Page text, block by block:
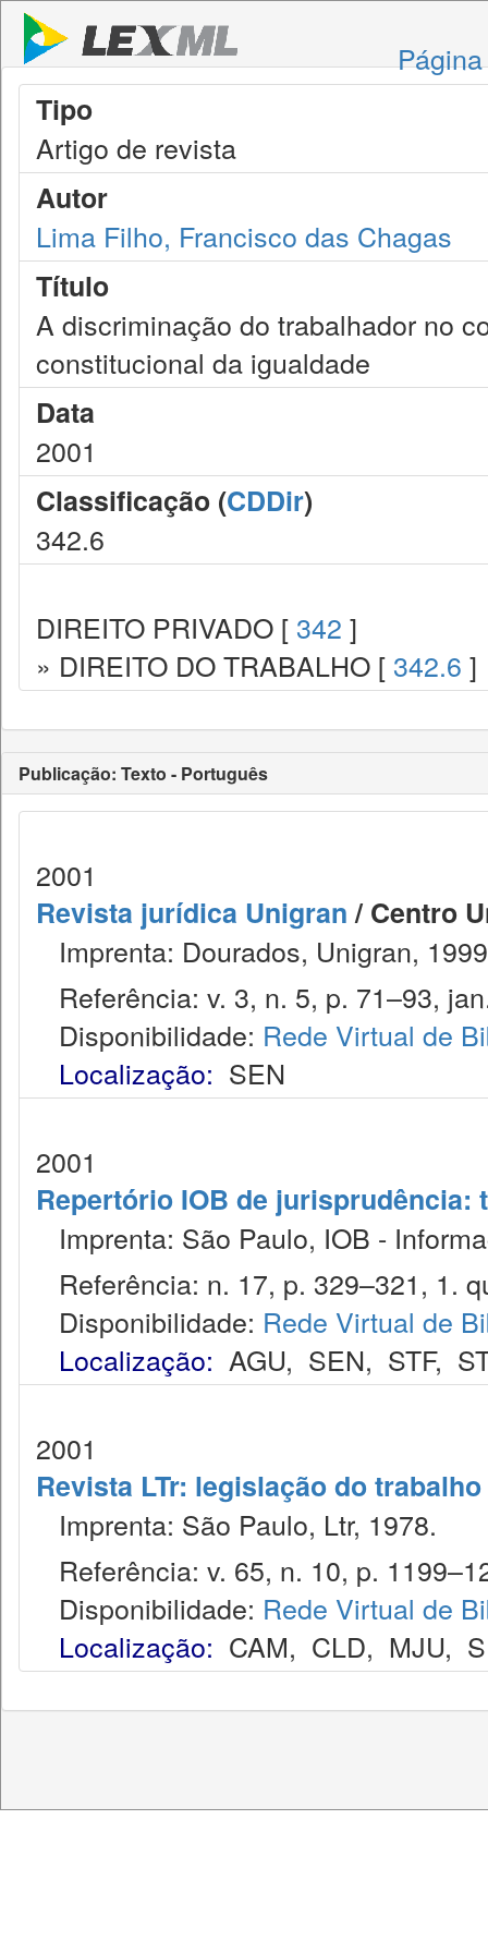
Tipo
Artigo de revista
Autor
Lima Filho, Francisco das Chagas
Título
A discriminação do trabalhador no
constitucional da igualdade
Data
2001
Classificação (CDDir)
342.6
DIREITO PRIVADO [ 342 ]
» DIREITO DO TRABALHO [ 342.6 ]
Publicação: Texto - Português
2001
Revista jurídica Unigran/ Centro
Imprenta: Dourados, Unigran,
Referência: v. 3, n. 5, p. 71–93,
Disponibilidade: Rede Virtual de
Localização: SEN
2001
Repertório IOB de
Imprenta: São Paulo, IOB -
Referência: n. 17, p. 329–321, 1.
Disponibilidade: Rede Virtual de
Localização: AGU, SEN, STF,
2001
Revista LTr: legislação do trabalho
Imprenta: São Paulo, Ltr, 1978.
Referência: v. 65, n. 10, p.
Disponibilidade: Rede Virtual de
Localização: CAM, CLD, MJU,